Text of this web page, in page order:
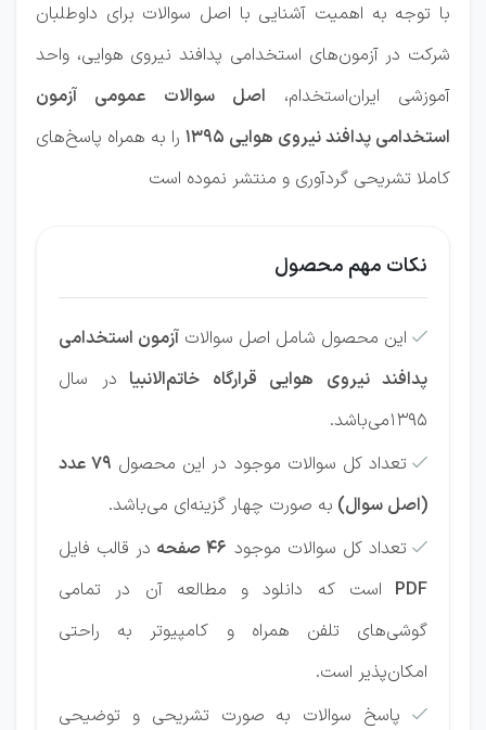
با توجه به اهمیت آشنایی با اصل سوالات برای داوطلبان
شرکت در آزمون‌های استخدامی پدافند نیروی هوایی، واحد
آموزشی ایران‌استخدام، اصل سوالات عمومی آزمون
استخدامی پدافند نیروی هوایی 1395
را به‌ همراه پاسخ‌های
کاملا تشریحی گردآوری و منتشر نموده است
نکات مهم محصول
 این محصول شامل اصل سوالات آزمون‌ استخدامی
پدافند نیروی هوایی قرارگاه خاتم‌الانبیا در سال
1395می‌باشد.
 تعداد کل سوالات موجود در این محصول
79 عدد
(اصل سوال) به صورت چهار گزینه‌ای می‌باشد.
 تعداد کل سوالات موجود 46 صفحه
در قالب فایل
PDF است که دانلود و مطالعه آن در تمامی
گوشی‌های تلفن همراه و کامپیوتر به راحتی
امکان‌پذیر است.

پاسخ سوالات به صورت تشریحی و توضیحی